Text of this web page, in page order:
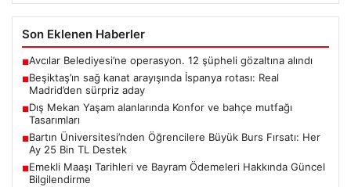
Son Eklenen Haberler
■Avcılar Belediyesi’ne operasyon. 12 şüpheli gözaltına alındı
■Beşiktaş’ın sağ kanat arayışında İspanya rotası: Real
Madrid’den sürpriz aday
■Dış Mekan Yaşam alanlarında Konfor ve bahçe mutfağı
Tasarımları
■Bartın Üniversitesi’nden Öğrencilere Büyük Burs Fırsatı: Her
Ay 25 Bin TL Destek
■Emekli Maaşı Tarihleri ve Bayram Ödemeleri Hakkında Güncel
Bilgilendirme